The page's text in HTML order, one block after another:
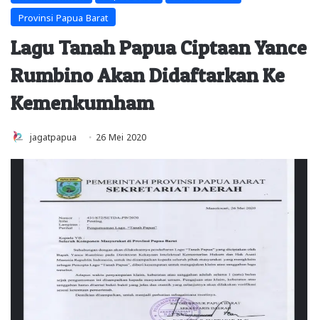
Provinsi Papua Barat
Lagu Tanah Papua Ciptaan Yance
Rumbino Akan Didaftarkan Ke
Kemenkumham
jagatpapua 26 Mei 2020